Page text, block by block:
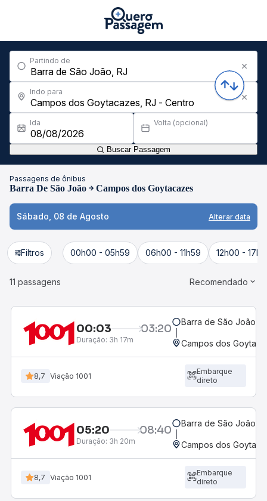
Partindo de
Indo para
Ida Volta (opcional)
Buscar Passagem
Passagens de ônibus
Barra De São João Campos dos Goytacazes
Sábado, 08 de Agosto Alterar data
Filtros 00h00 - 05h59 06h00 - 11h59 12h00 -
11 passagens Recomendado
00:03 03:20
Duração: 3h 17m
Barra de São João,
Campos dos
8,7 Viação 1001
Embarque
direto
05:20 08:40
Duração: 3h 20m
Barra de São João,
Campos dos
8,7 Viação 1001
Embarque
direto